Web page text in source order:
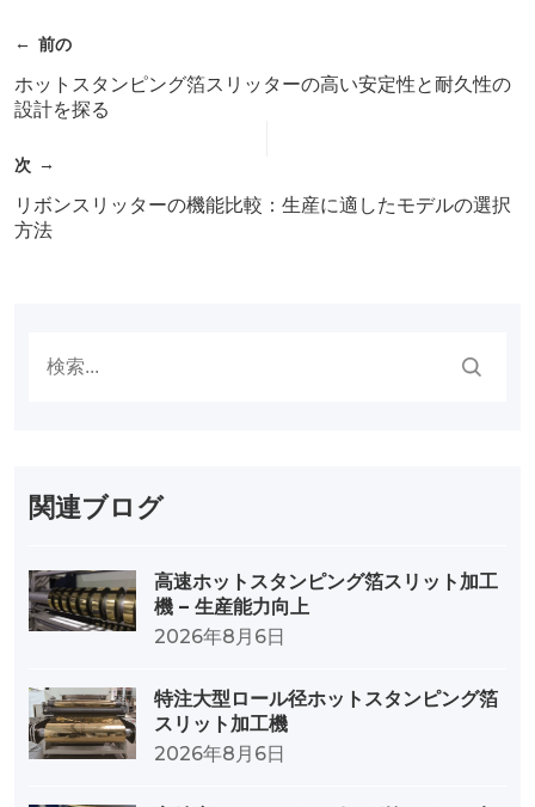
前の
ホットスタンピング箔スリッターの高い安定性と耐久性の
設計を探る
次
リボンスリッターの機能比較：生産に適したモデルの選択
方法
関連ブログ
高速ホットスタンピング箔スリット加工
機 – 生産能力向上
2026年8月6日
特注大型ロール径ホットスタンピング箔
スリット加工機
2026年8月6日